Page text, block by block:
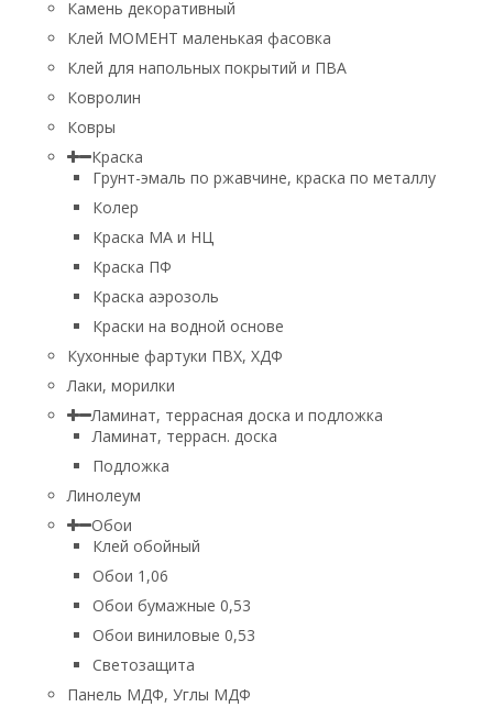
Камень декоративный
Клей МОМЕНТ маленькая фасовка
Клей для напольных покрытий и ПВА
Ковролин
Ковры
Краска
Грунт-эмаль по ржавчине, краска по металлу
Колер
Краска МА и НЦ
Краска ПФ
Краска аэрозоль
Краски на водной основе
Кухонные фартуки ПВХ, ХДФ
Лаки, морилки
Ламинат, террасная доска и подложка
Ламинат, террасн. доска
Подложка
Линолеум
Обои
Клей обойный
Обои 1,06
Обои бумажные 0,53
Обои виниловые 0,53
Светозащита
Панель МДФ, Углы МДФ